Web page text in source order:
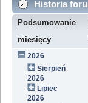
Historia
Podsumowanie
miesięcy
2026
Sierpień
2026
Lipiec
2026